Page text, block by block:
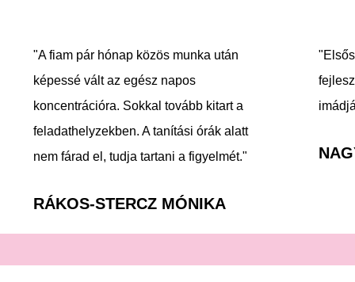
"A fiam pár hónap közös munka után
képessé vált az egész napos
koncentrációra. Sokkal tovább kitart a
feladathelyzekben. A tanítási órák alatt
nem fárad el, tudja tartani a figyelmét."
RÁKOS-STERCZ MÓNIKA